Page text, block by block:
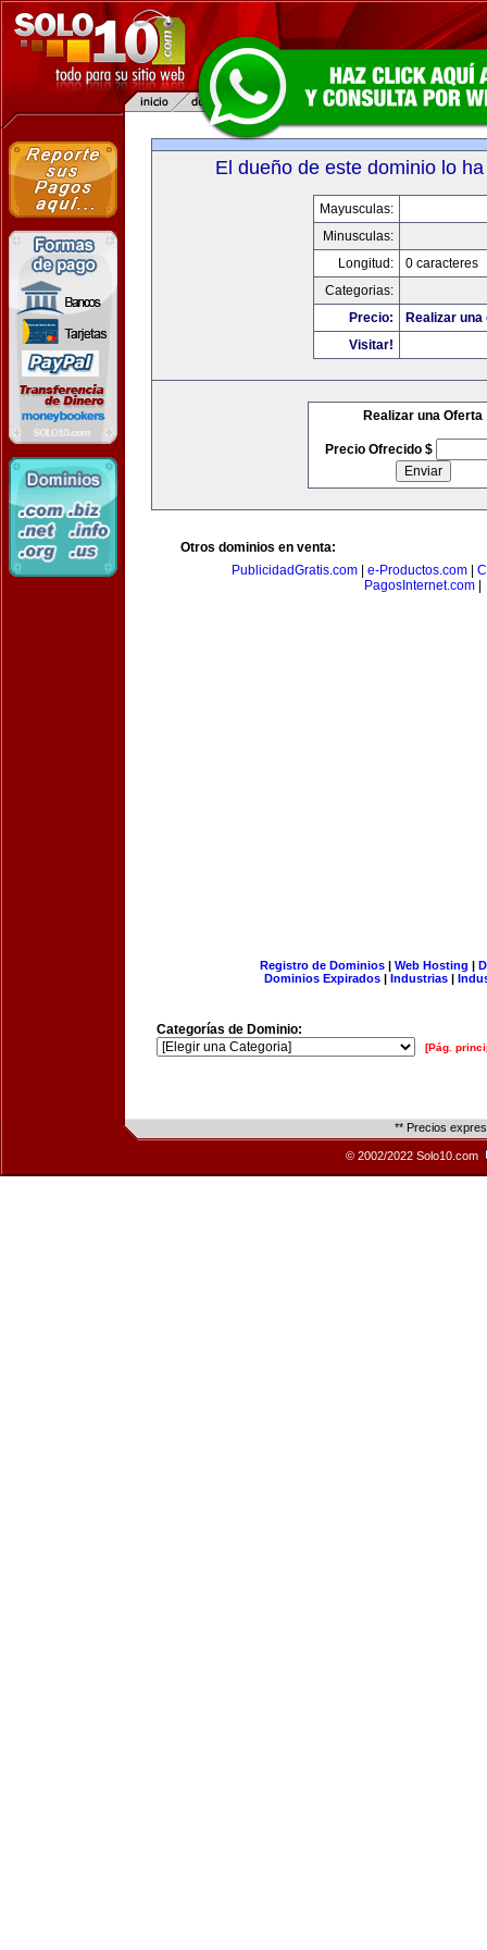
El dueño de este dominio lo
Mayusculas:
Minusculas:
Longitud:
0 caracteres
Categorias:
Precio:
Realizar
Visitar!
Realizar una Oferta
Precio Ofrecido $
Otros dominios en venta:
PublicidadGratis.com
e-Productos.com
PagosInternet.com
Registro de Dominios| Web Hosting |
Dominios Expirados | Industrias |
Categorías de Dominio:
[Pág.
** Precios
© 2002/2022 Solo10.com